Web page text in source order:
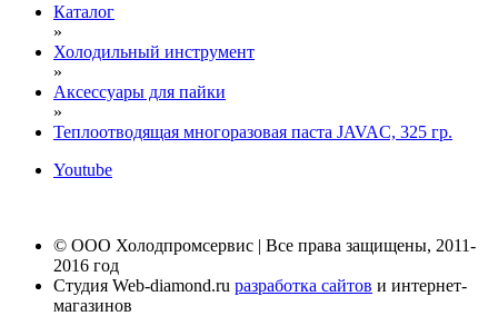
Каталог
»
Холодильный инструмент
»
Аксессуары для пайки
»
Теплоотводящая многоразовая паста JAVAC, 325 гр.
Youtube
© ООО Холодпромсервис | Все права защищены, 2011-
2016 год
Студия Web-diamond.ru разработка сайтов и интернет-
магазинов